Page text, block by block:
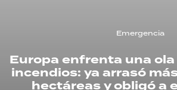
Emergencia
Europa enfrenta una
incendios: ya arrasó
hectáreas y obligó a
RECETAS